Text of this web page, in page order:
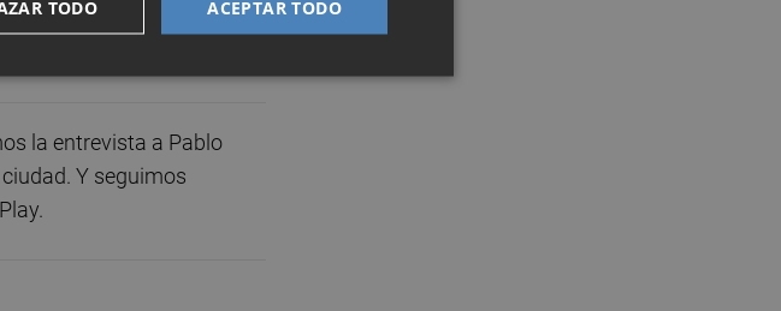
la entrevista a Pablo
Y seguimos
ACEPTAR TODO
TODO